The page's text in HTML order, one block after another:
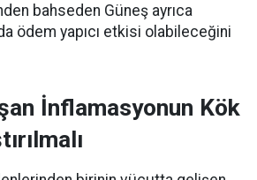
bahseden Güneş ayrıca
ödem yapıcı etkisi olabileceğini
İnflamasyonun Kök